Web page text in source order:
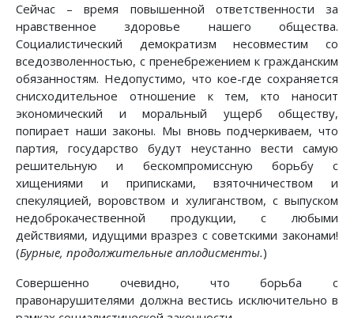
Сейчас – время повышенной ответственности за
нравственное здоровье нашего общества.
Социалистический демократизм несовместим со
вседозволенностью, с пренебрежением к гражданским
обязанностям. Недопустимо, что кое-где сохраняется
снисходительное отношение к тем, кто наносит
экономический и моральный ущерб обществу,
попирает наши законы. Мы вновь подчеркиваем, что
партия, государство будут неустанно вести самую
решительную и бескомпромиссную борьбу с
хищениями и приписками, взяточничеством и
спекуляцией, воровством и хулиганством, с выпуском
недоброкачественной продукции, с любыми
действиями, идущими вразрез с советскими законами!
(Бурные, продолжительные аплодисменты.)
Совершенно очевидно, что борьба с
правонарушителями должна вестись исключительно в